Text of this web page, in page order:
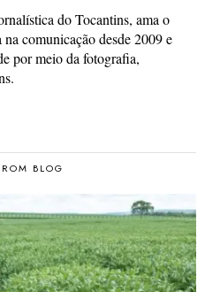
do Tocantins, ama o
comunicação desde 2009 e
por meio da fotografia,
BLOG